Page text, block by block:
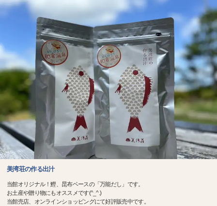
美湾荘の作る出汁
当館オリジナル！鰹、昆布ベースの「万能だし」です。
お土産や贈り物にもオススメです(^_^.)
当館売店、オンラインショッピングにて好評販売中です。